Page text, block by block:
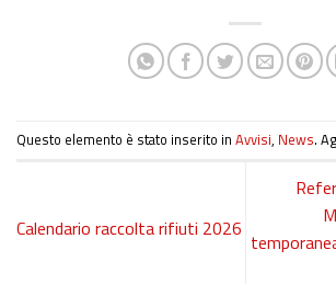
Questo elemento è stato inserito in Avvisi, News.
Calendario raccolta rifiuti 2026